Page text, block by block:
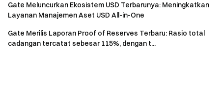
Gate Meluncurkan Ekosistem USD Terbarunya: Meningkatkan
Layanan Manajemen Aset USD All-in-One
Gate Merilis Laporan Proof of Reserves Terbaru: Rasio total
cadangan tercatat sebesar 115%, dengan t...